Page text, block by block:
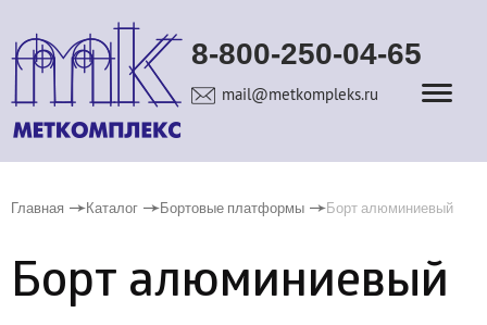
8-800-250-04-65
mail@metkompleks.ru
Главная Каталог Бортовые платформы Борт алюминиевый
Борт алюминиевый